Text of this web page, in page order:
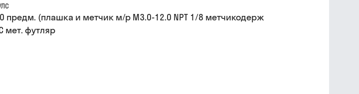
предм. (плашка и метчик м/р М3.0-12.0 NPT 1/8 метчикодерж
мет. футляр